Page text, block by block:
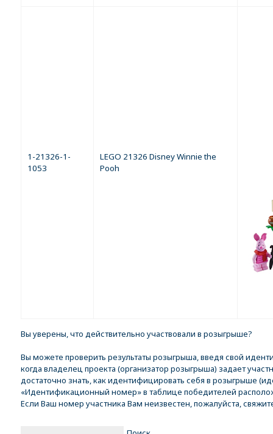
1-21326-1-
1053
LEGO 21326 Disney Winnie the
Pooh
Вы уверены, что действительно участвовали в розыгрыше?
Вы можете проверить результаты розыгрыша, введя свой
когда владелец проекта (организатор розыгрыша) задает
достаточно знать, как идентифицировать себя в розыгрыше
«Идентификационный номер» в таблице победителей
Если Ваш номер участника Вам неизвестен, пожалуйста,